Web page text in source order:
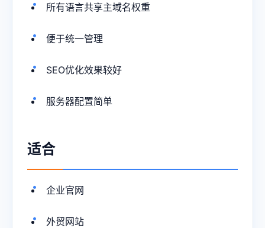
所有语言共享主域名权重
便于统一管理
SEO优化效果较好
服务器配置简单
适合
企业官网
外贸网站